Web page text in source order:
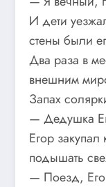
И дети
стены были
Два раза в
внешним
Запах
— Дедушка
Егор
подышать
— Поезд,